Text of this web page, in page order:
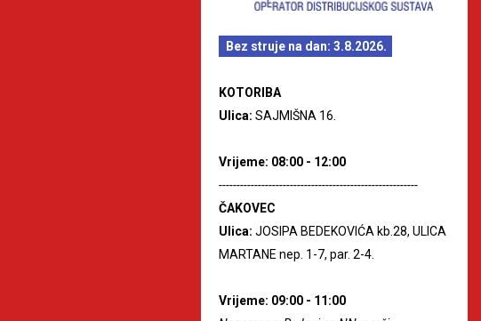
Bez struje na dan: 3.8.2026.
KOTORIBA
Ulica: SAJMIŠNA 16.
Vrijeme: 08:00 - 12:00
--------------------------------------------------------
ČAKOVEC
Ulica: JOSIPA BEDEKOVIĆA kb.28, ULICA
MARTANE nep. 1-7, par. 2-4.
Vrijeme: 09:00 - 11:00